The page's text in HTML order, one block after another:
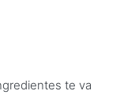
te va